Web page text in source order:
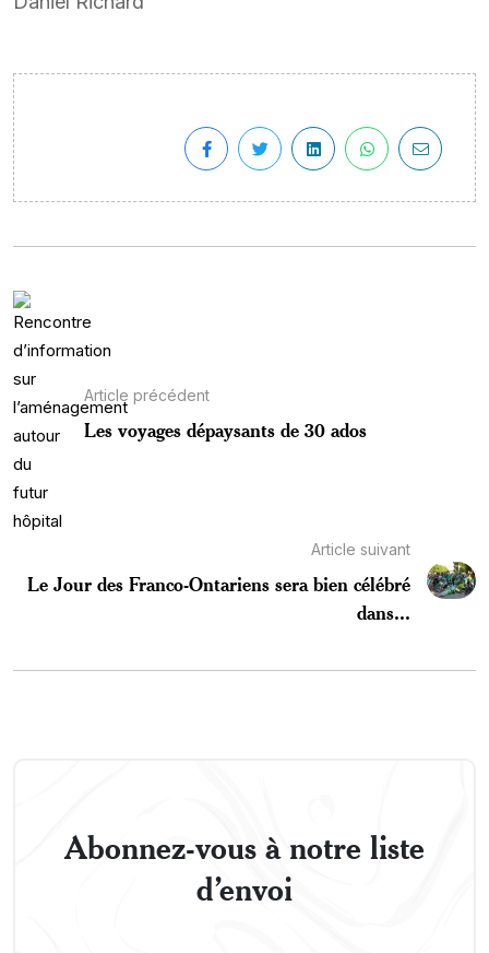
Article précédent
Les voyages dépaysants de 30 ados
Article suivant
Le Jour des Franco-Ontariens sera bien célébré
dans...
Abonnez-vous à notre liste
d’envoi